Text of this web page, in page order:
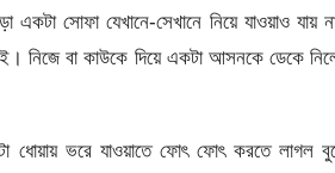
সোফা যেখানে-সেখানে নিয়ে যাওয়াও যায়
নিজে বা কাউকে দিয়ে একটা আসনকে ডেকে
ধোয়ায় ভরে যাওয়াতে ফোৎ ফোৎ করতে লাগল